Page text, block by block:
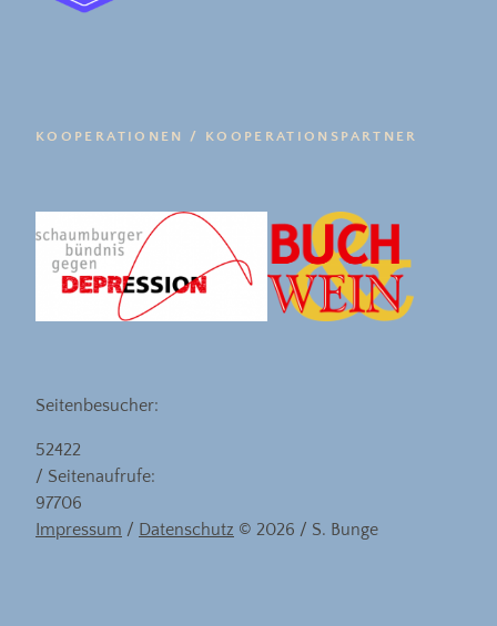
KOOPERATIONEN / KOOPERATIONSPARTNER
Seitenbesucher:
52422
/ Seitenaufrufe:
97706
Impressum / Datenschutz © 2026 / S. Bunge